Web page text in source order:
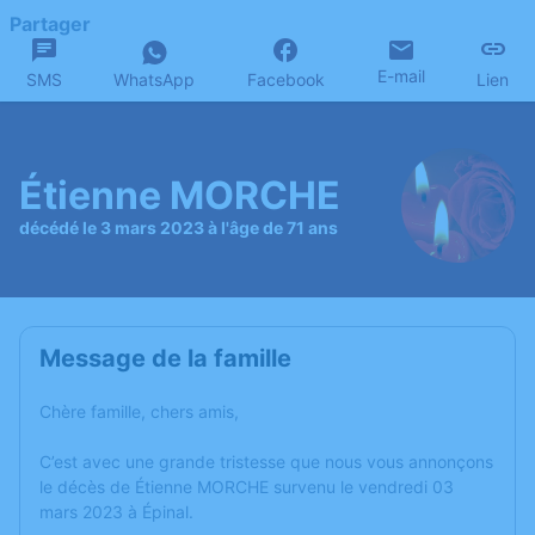
Partager
SMS WhatsApp Facebook E-mail Lien
Étienne MORCHE
décédé le 3 mars 2023 à l'âge de 71 ans
Message de la famille
Chère famille, chers amis,
C’est avec une grande tristesse que nous vous annonçons
le décès de Étienne MORCHE survenu le vendredi 03
mars 2023 à Épinal.